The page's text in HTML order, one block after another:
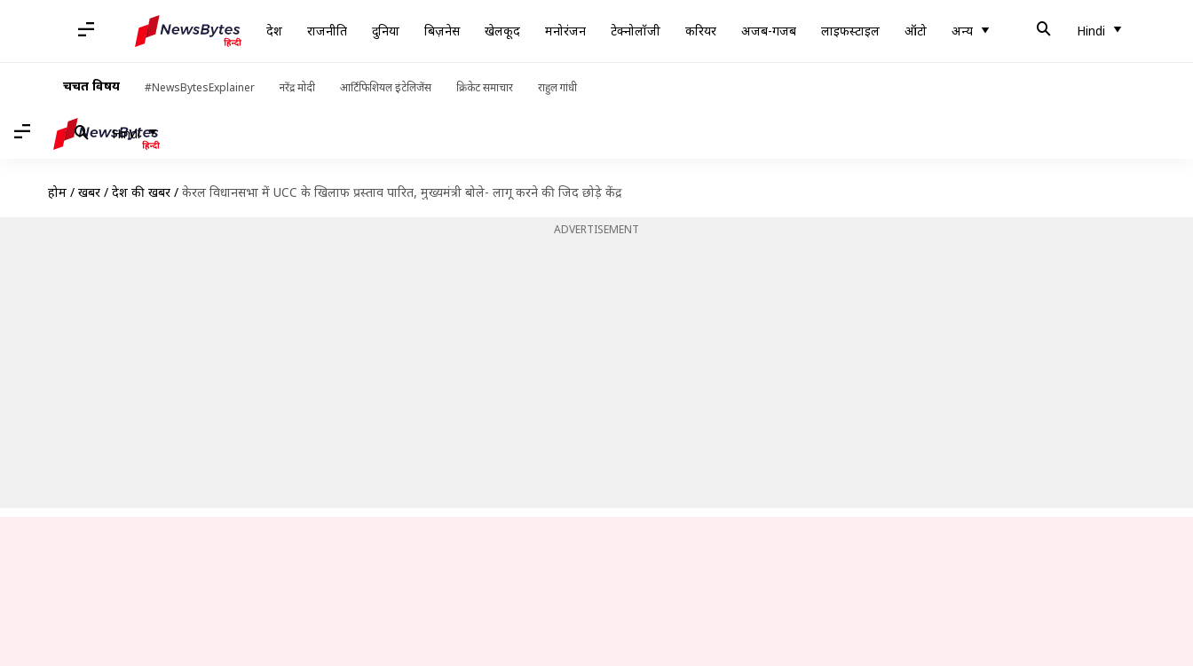
देश राजनीति दुनिया बिज़नेस खेलकूद मनोरंजन टेक्नोलॉजी करियर अजब-गजब लाइफस्टाइल ऑटो अन्य Hindi
चर्चित विषय #NewsBytesExplainer नरेंद्र मोदी आर्टिफिशियल इंटेलिजेंस क्रिकेट समाचार राहुल गांधी
Hindi
होम / खबरें / देश की खबरें / केरल विधानसभा में UCC के खिलाफ प्रस्ताव पारित, मुख्यमंत्री बोले- लागू करने की जिद छोड़े केंद्र
ADVERTISEMENT